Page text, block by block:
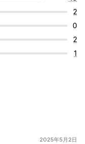
2
0
2
1
2025年5月2日